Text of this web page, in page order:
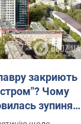
закриють
Чому
зупиняти